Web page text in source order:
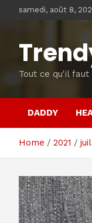
samedi, août 8,
Tout ce qu'il
DADDY
Home 2021